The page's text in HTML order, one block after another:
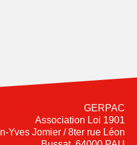
GERPAC
Association Loi 1901
Yves Jomier / 8ter rue Léon